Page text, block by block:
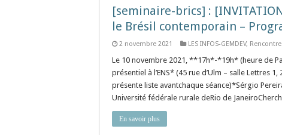
[seminaire-brics] :
le Brésil contemporain –
2 novembre 2021 LES INFOS-GEMDEV,
Le 10 novembre 2021, **17h*-*19h* (heure de
présentiel à l’ENS* (45 rue d’Ulm – salle Lettres
présente liste avantchaque séance)*Sérgio
Université fédérale rurale deRio de
En savoir plus